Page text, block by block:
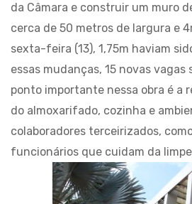
da Câmara e construir um muro
cerca de 50 metros de largura e
sexta-feira (13), 1,75m haviam
essas mudanças, 15 novas vagas
ponto importante nessa obra é a
do almoxarifado, cozinha e
colaboradores terceirizados,
funcionários que cuidam da